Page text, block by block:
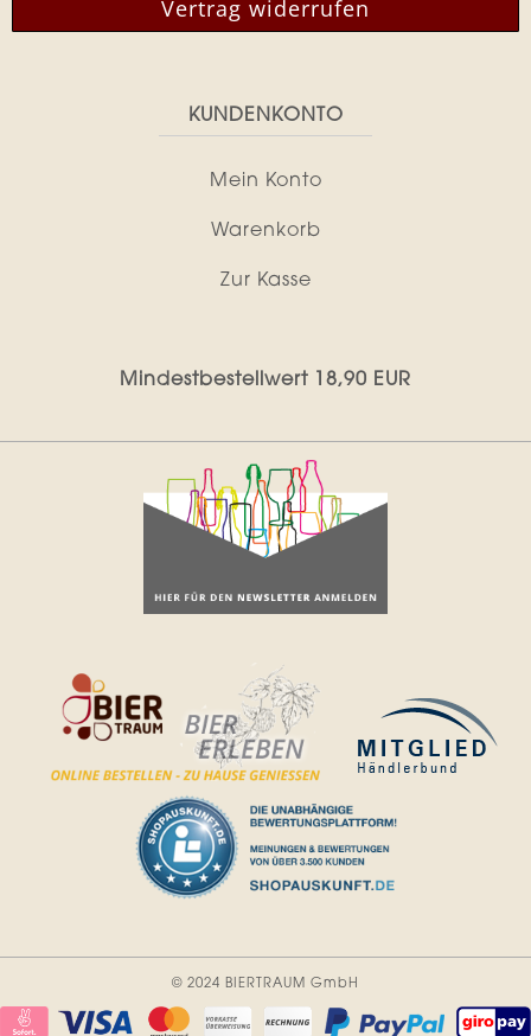
Vertrag widerrufen
KUNDENKONTO
Mein Konto
Warenkorb
Zur Kasse
Mindestbestellwert 18,90 EUR
© 2024 BIERTRAUM GmbH